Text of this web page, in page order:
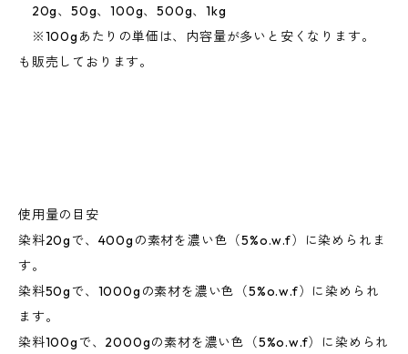
20g、50g、100g、500g、1kg
※100gあたりの単価は、内容量が多いと安くなります。
も販売しております。
使用量の目安
染料20gで、400gの素材を濃い色（5%o.w.f）に染められま
す。
染料50gで、1000gの素材を濃い色（5%o.w.f）に染められ
ます。
染料100gで、2000gの素材を濃い色（5%o.w.f）に染められ